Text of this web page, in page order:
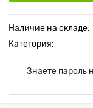
Наличие на складе:
Категория:
Знаете пароль